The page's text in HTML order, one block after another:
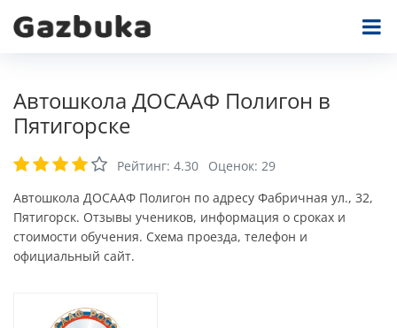
Автошкола ДОСААФ Полигон в
Пятигорске
Рейтинг: 4.30 Оценок: 29
Автошкола ДОСААФ Полигон по адресу Фабричная ул., 32,
Пятигорск. Отзывы учеников, информация о сроках и
стоимости обучения. Схема проезда, телефон и
официальный сайт.